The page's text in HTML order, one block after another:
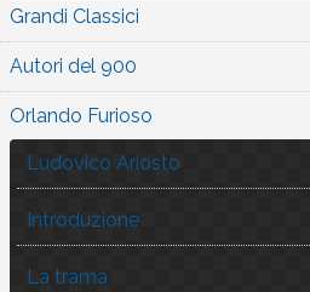
Grandi Classici
Autori del 900
Orlando Furioso
Ludovico Ariosto
Introduzione
La trama